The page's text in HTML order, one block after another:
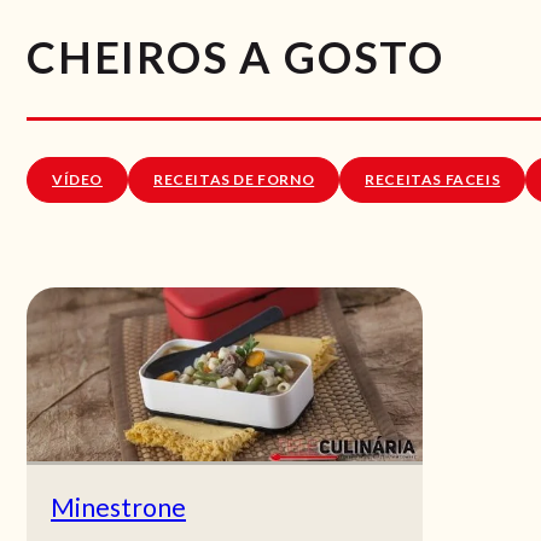
CHEIROS A GOSTO
VÍDEO RECEITAS DE FORNO RECEITAS FACEIS
Minestrone